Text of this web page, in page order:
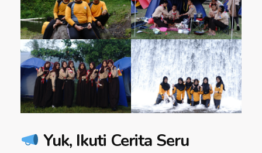
Yuk, Ikuti Cerita Seru